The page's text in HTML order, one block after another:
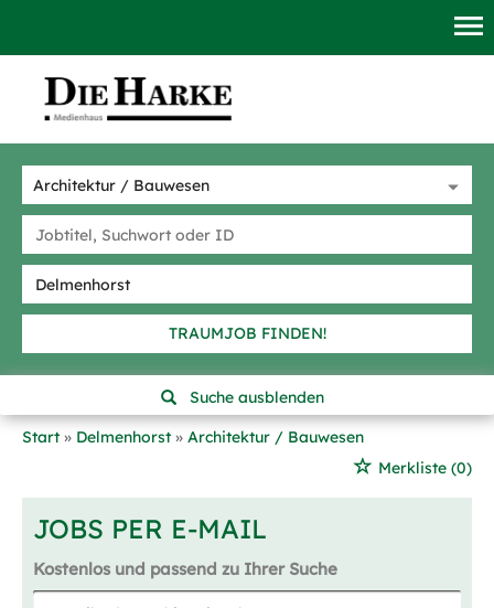
TRAUMJOB FINDEN!
Suche ausblenden
Start
Delmenhorst
Architektur / Bauwesen
Merkliste (0)
JOBS PER E-MAIL
Kostenlos und passend zu Ihrer Suche